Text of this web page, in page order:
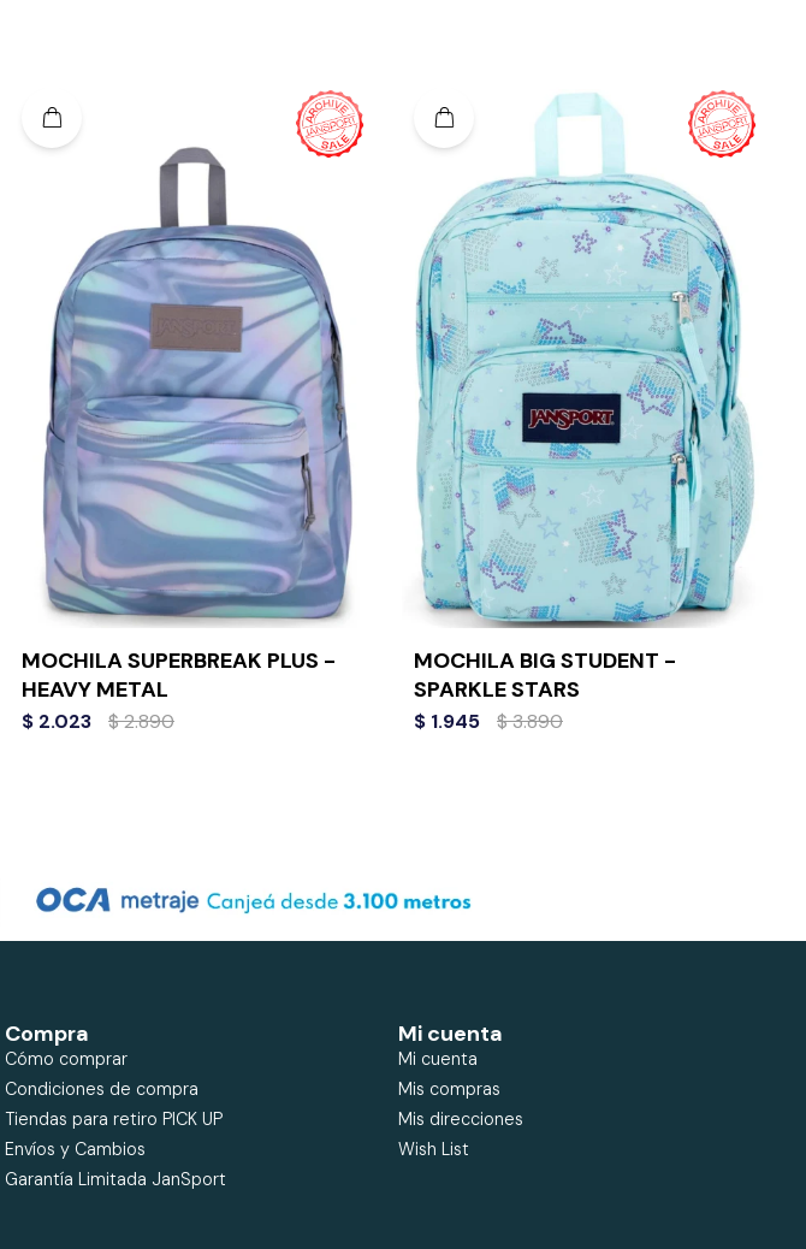
MOCHILA SUPERBREAK PLUS -
HEAVY METAL
$ 2.023 $2.890
MOCHILA BIG STUDENT -
SPARKLE STARS
$ 1.945 $3.890
Compra
Cómo comprar
Condiciones de compra
Tiendas para retiro PICK UP
Envíos y Cambios
Garantía Limitada JanSport
Mi cuenta
Mi cuenta
Mis compras
Mis direcciones
Wish List